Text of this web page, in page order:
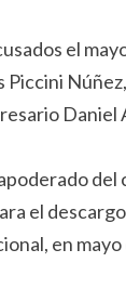
el
Piccini
del
el
en mayo